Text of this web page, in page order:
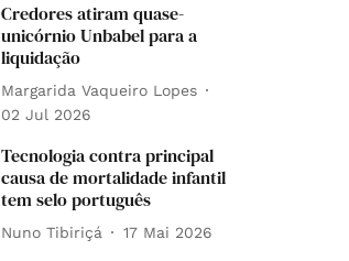
Credores atiram quase-
unicórnio Unbabel para a
liquidação
Margarida Vaqueiro Lopes
02 Jul 2026
Tecnologia contra principal
causa de mortalidade infantil
tem selo português
Nuno Tibiriçá 17 Mai 2026